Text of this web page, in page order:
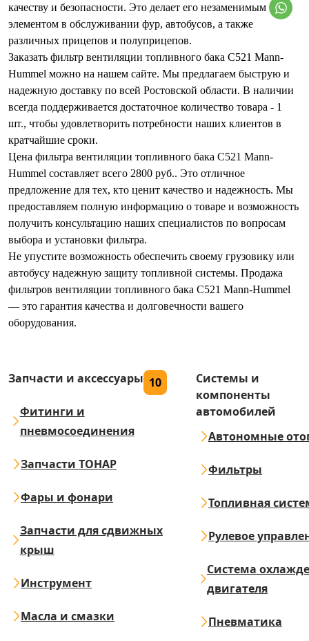
качеству и безопасности. Это делает его незаменимым
элементом в обслуживании фур, автобусов, а также
различных прицепов и полуприцепов.
Заказать фильтр вентиляции топливного бака C521 Mann-
Hummel можно на нашем сайте. Мы предлагаем быструю и
надежную доставку по всей Ростовской области. В наличии
всегда поддерживается достаточное количество товара - 1
шт., чтобы удовлетворить потребности наших клиентов в
кратчайшие сроки.
Цена фильтра вентиляции топливного бака C521 Mann-
Hummel составляет всего 2800 руб.. Это отличное
предложение для тех, кто ценит качество и надежность. Мы
предоставляем полную информацию о товаре и возможность
получить консультацию наших специалистов по вопросам
выбора и установки фильтра.
Не упустите возможность обеспечить своему грузовику или
автобусу надежную защиту топливной системы. Продажа
фильтров вентиляции топливного бака C521 Mann-Hummel
— это гарантия качества и долговечности вашего
оборудования.
Запчасти и аксессуары 10
Фитинги и
пневмосоединения
Запчасти ТОНАР
Фары и фонари
Запчасти для сдвижных
крыш
Инструмент
Масла и смазки
Системы и
компоненты
автомобилей
Автономные
Фильтры
Топливная
Рулевое
Система
двигателя
Пневматика